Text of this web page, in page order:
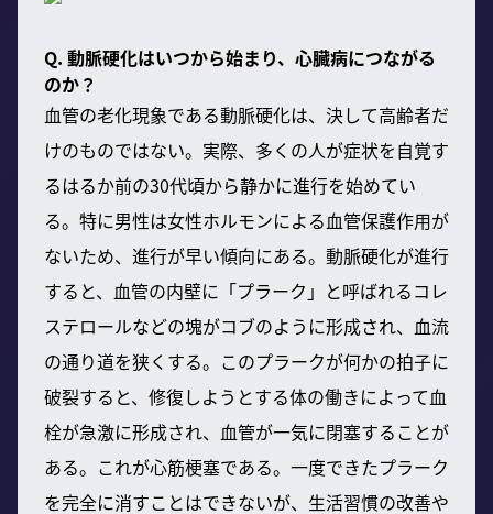
Q. 動脈硬化はいつから始まり、心臓病につながる
のか？
血管の老化現象である動脈硬化は、決して高齢者だ
けのものではない。実際、多くの人が症状を自覚す
るはるか前の30代頃から静かに進行を始めてい
る。特に男性は女性ホルモンによる血管保護作用が
ないため、進行が早い傾向にある。動脈硬化が進行
すると、血管の内壁に「プラーク」と呼ばれるコレ
ステロールなどの塊がコブのように形成され、血流
の通り道を狭くする。このプラークが何かの拍子に
破裂すると、修復しようとする体の働きによって血
栓が急激に形成され、血管が一気に閉塞することが
ある。これが心筋梗塞である。一度できたプラーク
を完全に消すことはできないが、生活習慣の改善や